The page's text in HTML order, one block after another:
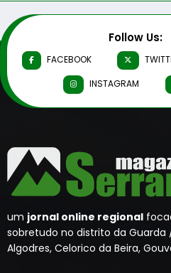
Follow Us:
FACEBOOK
INSTAGRAM
um jornal online regional
sobretudo no distrito da Guarda
Algodres, Celorico da Beira,